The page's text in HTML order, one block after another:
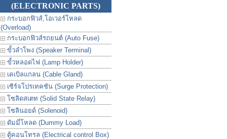
(ELECTRONIC PARTS)
กระบอกฟิวส์,โอเวอร์โหลด
(Overload)
กระบอกฟิวส์รถยนต์ (Auto Fuse)
ขั้วลำโพง (Speaker Terminal)
ขั้วหลอดไฟ (Lamp Holder)
เคเบิลแกลน (Cable Gland)
เซิร์จโปรเทคชัน (Surge Protection)
โซลิดสเตท (Solid State Relay)
โซลินอยด์ (Solenoid)
ดัมมี่โหลด (Dummy Load)
ตู้คอนโทรล (Electrical control Box)